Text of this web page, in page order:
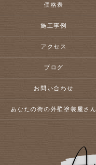
価格表
施工事例
アクセス
ブログ
お問い合わせ
あなたの街の外壁塗装屋さん